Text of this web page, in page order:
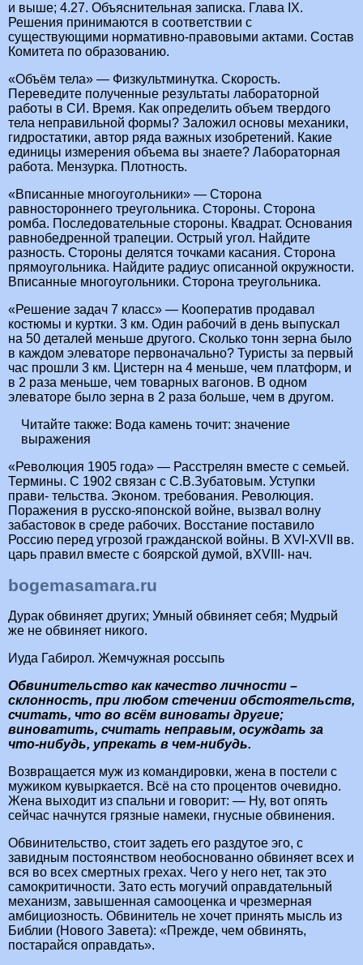
и выше; 4.27. Объяснительная записка. Глава IX.
Решения принимаются в соответствии с
существующими нормативно-правовыми актами. Состав
Комитета по образованию.
«Объём тела» — Физкультминутка. Скорость.
Переведите полученные результаты лабораторной
работы в СИ. Время. Как определить объем твердого
тела неправильной формы? Заложил основы механики,
гидростатики, автор ряда важных изобретений. Какие
единицы измерения объема вы знаете? Лабораторная
работа. Мензурка. Плотность.
«Вписанные многоугольники» — Сторона
равностороннего треугольника. Стороны. Сторона
ромба. Последовательные стороны. Квадрат. Основания
равнобедренной трапеции. Острый угол. Найдите
разность. Стороны делятся точками касания. Сторона
прямоугольника. Найдите радиус описанной окружности.
Вписанные многоугольники. Сторона треугольника.
«Решение задач 7 класс» — Кооператив продавал
костюмы и куртки. 3 км. Один рабочий в день выпускал
на 50 деталей меньше другого. Сколько тонн зерна было
в каждом элеваторе первоначально? Туристы за первый
час прошли 3 км. Цистерн на 4 меньше, чем платформ, и
в 2 раза меньше, чем товарных вагонов. В одном
элеваторе было зерна в 2 раза больше, чем в другом.
Читайте также: Вода камень точит: значение
выражения
«Революция 1905 года» — Расстрелян вместе с семьей.
Термины. С 1902 связан с С.В.Зубатовым. Уступки
прави- тельства. Эконом. требования. Революция.
Поражения в русско-японской войне, вызвал волну
забастовок в среде рабочих. Восстание поставило
Россию перед угрозой гражданской войны. В XVI-XVII вв.
царь правил вместе с боярской думой, вXVIII- нач.
bogemasamara.ru
Дурак обвиняет других; Умный обвиняет себя; Мудрый
же не обвиняет никого.
Иуда Габирол. Жемчужная россыпь
Обвинительство как качество личности –
склонность, при любом стечении обстоятельств,
считать, что во всём виноваты другие;
виноватить, считать неправым, осуждать за
что-нибудь, упрекать в чем-нибудь.
Возвращается муж из командировки, жена в постели с
мужиком кувыркается. Всё на сто процентов очевидно.
Жена выходит из спальни и говорит: — Ну, вот опять
сейчас начнутся грязные намеки, гнусные обвинения.
Обвинительство, стоит задеть его раздутое эго, с
завидным постоянством необоснованно обвиняет всех и
вся во всех смертных грехах. Чего у него нет, так это
самокритичности. Зато есть могучий оправдательный
механизм, завышенная самооценка и чрезмерная
амбициозность. Обвинитель не хочет принять мысль из
Библии (Нового Завета): «Прежде, чем обвинять,
постарайся оправдать».